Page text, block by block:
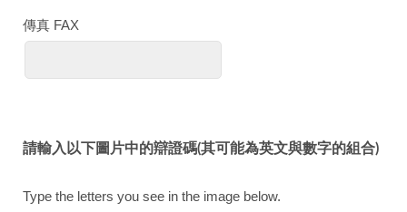
傳真 FAX
請輸入以下圖片中的辯證碼(其可能為英文與數字的組合)
Type the letters you see in the image below.